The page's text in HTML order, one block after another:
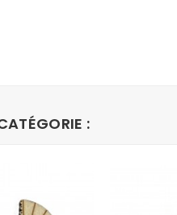
: